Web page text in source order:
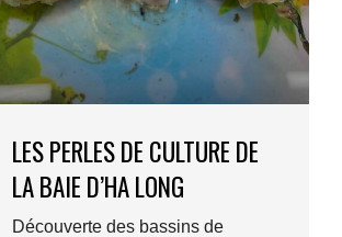
LES PERLES DE CULTURE DE
LA BAIE D’HA LONG
Découverte des bassins de